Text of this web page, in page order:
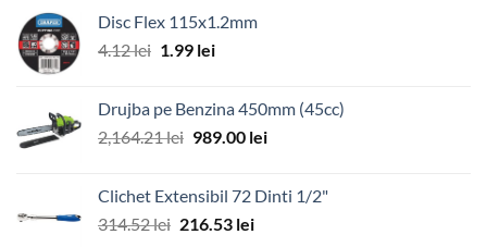
fost:
571.00 lei.
65.00 lei.
Disc Flex 115x1.2mm
4.12lei Prețul
fost:
4.12 lei.
1.99 leiPrețul
1.99 lei.
Drujba pe Benzina 450mm (45cc)
2,164.21lei Prețul
fost:
2,164.21 lei.
989.00 leiPrețul
989.00 lei.
Clichet Extensibil 72 Dinti 1/2"
314.52lei Prețul
216.53 leiPrețul